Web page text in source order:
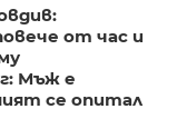
от час и
Мъж е
се опитал